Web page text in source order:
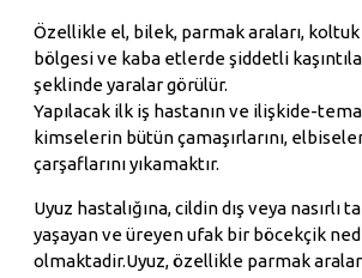
Özellikle el, bilek, parmak araları, koltuk
bölgesi ve kaba etlerde şiddetli
şeklinde yaralar görülür.
Yapılacak ilk iş hastanın ve ilişkide-
kimselerin bütün çamaşırlarını,
çarşaflarını yıkamaktır.
Uyuz hastalığına, cildin dış veya nasırlı
yaşayan ve üreyen ufak bir böcekçik
olmaktadir.Uyuz, özellikle parmak